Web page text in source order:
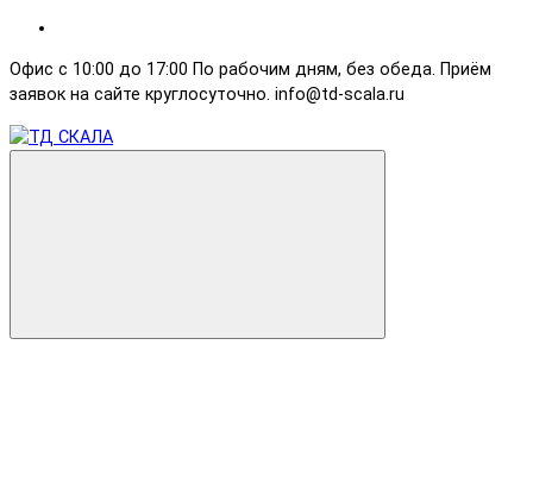
Офис с 10:00 до 17:00 По рабочим дням, без обеда. Приём
заявок на сайте круглосуточно. info@td-scala.ru